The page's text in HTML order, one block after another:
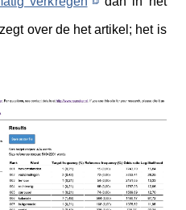
over de het artikel; het is